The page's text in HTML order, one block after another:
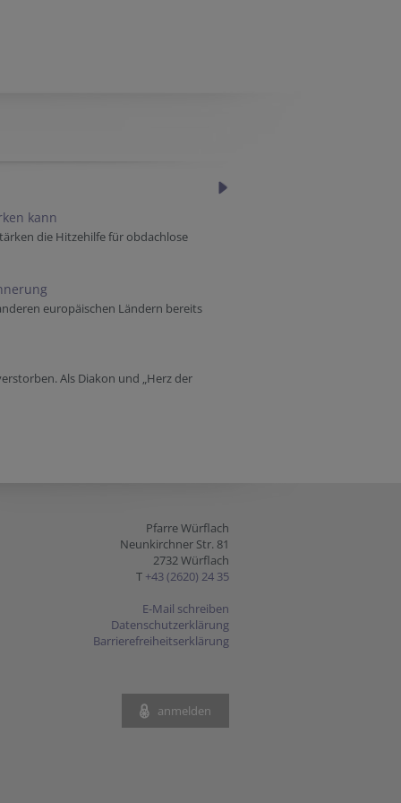
kann
die Hitzehilfe für obdachlose
europäischen Ländern bereits
Als Diakon und „Herz der
Pfarre Würflach
Neunkirchner Str. 81
2732 Würflach
T +43 (2620) 24 35
E-Mail schreiben
Datenschutzerklärung
Barrierefreiheitserklärung
anmelden